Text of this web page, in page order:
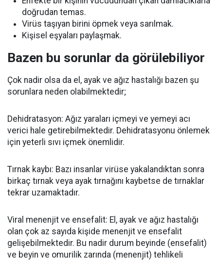
doğrudan temas.
Virüs taşıyan birini öpmek veya sarılmak.
Kişisel eşyaları paylaşmak.
Bazen bu sorunlar da görülebiliyor
Çok nadir olsa da el, ayak ve ağız hastalığı bazen şu
sorunlara neden olabilmektedir;
Dehidratasyon: Ağız yaraları içmeyi ve yemeyi acı
verici hale getirebilmektedir. Dehidratasyonu önlemek
için yeterli sıvı içmek önemlidir.
Tırnak kaybı: Bazı insanlar virüse yakalandıktan sonra
birkaç tırnak veya ayak tırnağını kaybetse de tırnaklar
tekrar uzamaktadır.
Viral menenjit ve ensefalit: El, ayak ve ağız hastalığı
olan çok az sayıda kişide menenjit ve ensefalit
gelişebilmektedir. Bu nadir durum beyinde (ensefalit)
ve beyin ve omurilik zarında (menenjit) tehlikeli